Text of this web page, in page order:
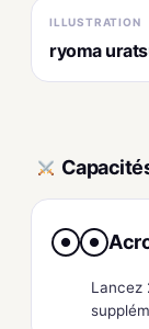
ILLUSTRATION
ryoma
● ●
Lancez